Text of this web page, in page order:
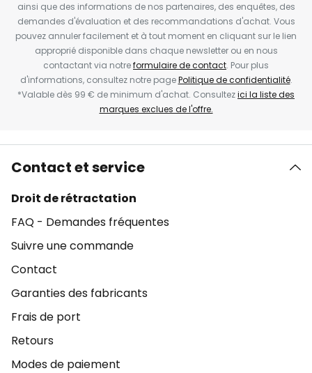
ainsi que des informations de nos partenaires, des enquêtes, des
demandes d'évaluation et des recommandations d'achat. Vous
pouvez annuler facilement et à tout moment en cliquant sur le lien
approprié disponible dans chaque newsletter ou en nous
contactant via notreformulaire de contact. Pour plus
d'informations, consultez notre pagePolitique de confidentialité.
*Valable dès 99 € de minimum d'achat. Consultezici la liste des
marques exclues de l'offre.
Contact et service
Droit de rétractation
FAQ - Demandes fréquentes
Suivre une commande
Contact
Garanties des fabricants
Frais de port
Retours
Modes de paiement